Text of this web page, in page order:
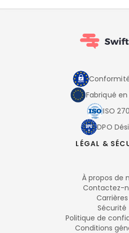
Conformité
Fabriqué en
ISO
DPO
LÉGAL &
À propos de
Contactez-
Carrières
Sécurité
Politique de
Conditions